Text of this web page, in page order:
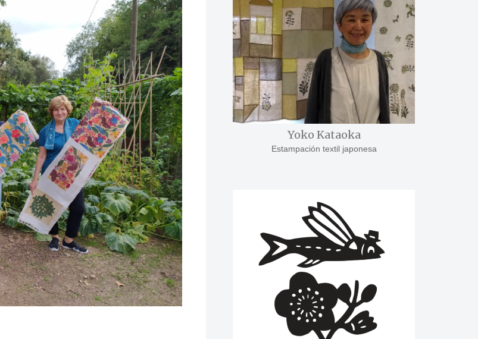
Yoko Kataoka
Estampación textil japonesa